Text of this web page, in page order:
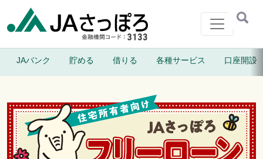
メインナビゲーション
JAバンク 貯める 借りる 各種サービス 口座開設